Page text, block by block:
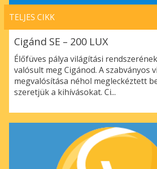
TELJES CIKK
Cigánd SE – 200 LUX
Élőfüves pálya világítási
valósult meg Cigánod. A szabványos
megvalósítása néhol megleckéztett
szeretjük a kihívásokat. Ci...